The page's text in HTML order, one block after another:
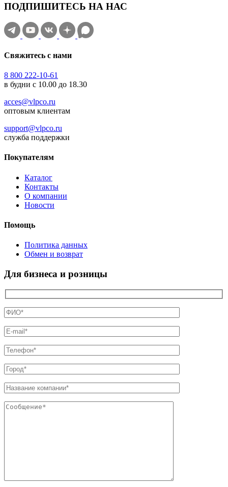
ПОДПИШИТЕСЬ НА НАС
Свяжитесь с нами
8 800 222-10-61
в будни с 10.00 до 18.30
acces@vlpco.ru
оптовым клиентам
support@vlpco.ru
служба поддержки
Покупателям
Каталог
Контакты
О компании
Новости
Помощь
Политика данных
Обмен и возврат
Для бизнеса и розницы